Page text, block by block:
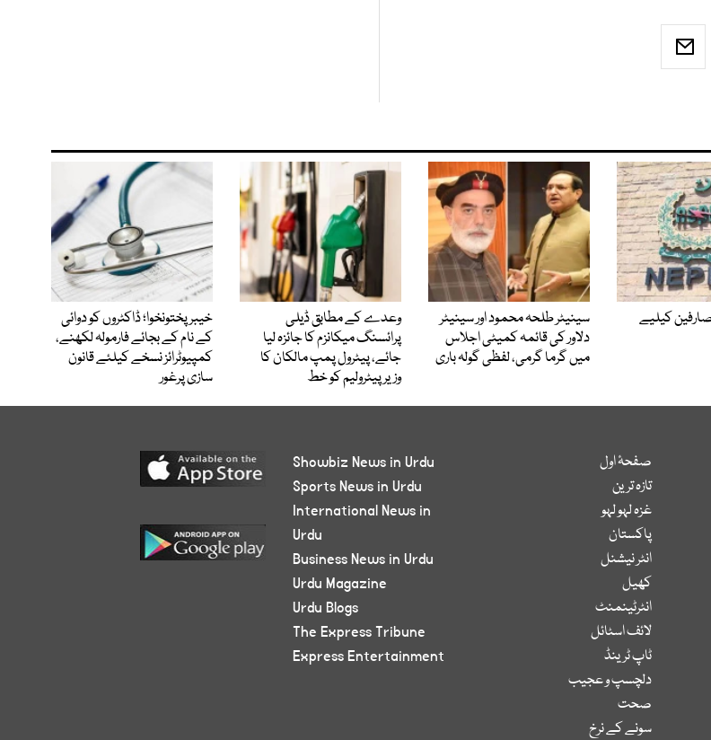
کیلیے
سینیٹر طلحہ محمود اور سینیٹر
دلاور کی قائمہ کمیٹی اجلاس
میں گرما گرمی، لفظی گولہ باری
وعدے کے مطابق ڈیلی
پرائسنگ میکانزم کا جائزہ لیا
جائے، پیٹرول پمپ مالکان کا
وزیرپیٹرولیم کو خط
خیبرپختونخوا؛ ڈاکٹروں کو دوائی
کے نام کے بجائے فارمولہ لکھنے،
کمپیوٹرائز نسخے کیلئے قانون
سازی پرغور
صفحۂ اول
تازہ ترین
غزہ لہو لہو
پاکستان
انٹر نیشنل
کھیل
انٹرٹینمنٹ
لائف اسٹائل
ٹاپ ٹرینڈ
دلچسپ و عجیب
صحت
سونے کے نرخ
Showbiz News in Urdu
Sports News in Urdu
International News in
Urdu
Business News in Urdu
Urdu Magazine
Urdu Blogs
The Express Tribune
Express Entertainment